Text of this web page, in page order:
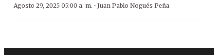
Agosto 29, 2025 05:00 a. m. · Juan Pablo Nogués Peña